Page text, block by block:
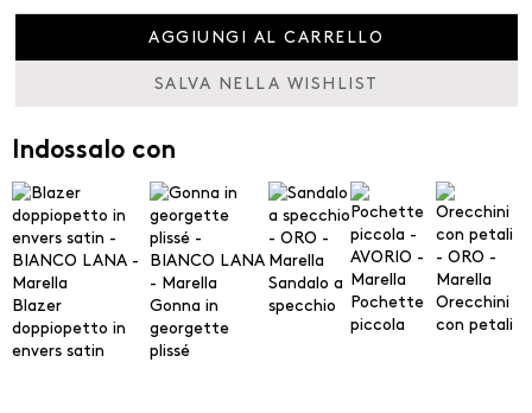
AGGIUNGI AL CARRELLO
SALVA NELLA WISHLIST
Indossalo con
Blazer
doppiopetto in
envers satin
Gonna in
georgette
plissé
Sandalo a
specchio
Pochette
piccola
Orecchini
con petali